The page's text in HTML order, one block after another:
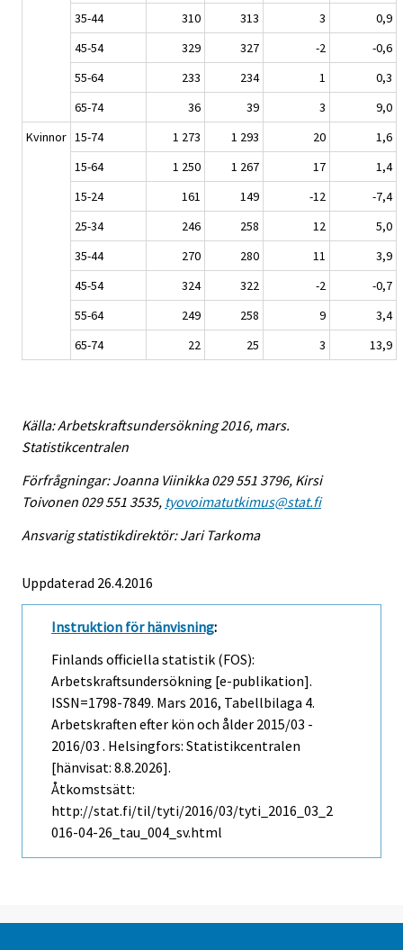
35-44
310 313 3
0,9
45-54
329 327 -2
-0,6
55-64
233 234 1
0,3
65-74
36 39 3
9,0
Kvinnor 15-74 1 273 1 293 20
1,6
15-64
1 250 1 267 17
1,4
15-24
161 149 -12
-7,4
25-34
246 258 12
5,0
35-44
270 280 11
3,9
45-54
324 322 -2
-0,7
55-64
249 258 9
3,4
65-74
22 25 3 13,9
Källa: Arbetskraftsundersökning 2016, mars.
Statistikcentralen
Förfrågningar: Joanna Viinikka 029 551 3796, Kirsi
Toivonen 029 551 3535, tyovoimatutkimus@stat.fi
Ansvarig statistikdirektör: Jari Tarkoma
Uppdaterad 26.4.2016
Instruktion för hänvisning:
Finlands officiella statistik (FOS):
Arbetskraftsundersökning [e-publikation].
ISSN=1798-7849. Mars 2016, Tabellbilaga 4.
Arbetskraften efter kön och ålder 2015/03 -
2016/03 . Helsingfors: Statistikcentralen
[hänvisat: 8.8.2026].
Åtkomstsätt:
http://stat.fi/til/tyti/2016/03/tyti_2016_03_2
016-04-26_tau_004_sv.html